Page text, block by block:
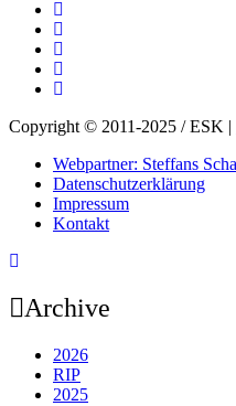
Copyright © 2011-2025 / ESK |
Webpartner: Steffans
Datenschutzerklärung
Impressum
Kontakt
Archive
2026
RIP
2025